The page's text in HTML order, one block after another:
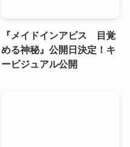
『メイドインアビス 目覚
める神秘』公開日決定！キ
ービジュアル公開